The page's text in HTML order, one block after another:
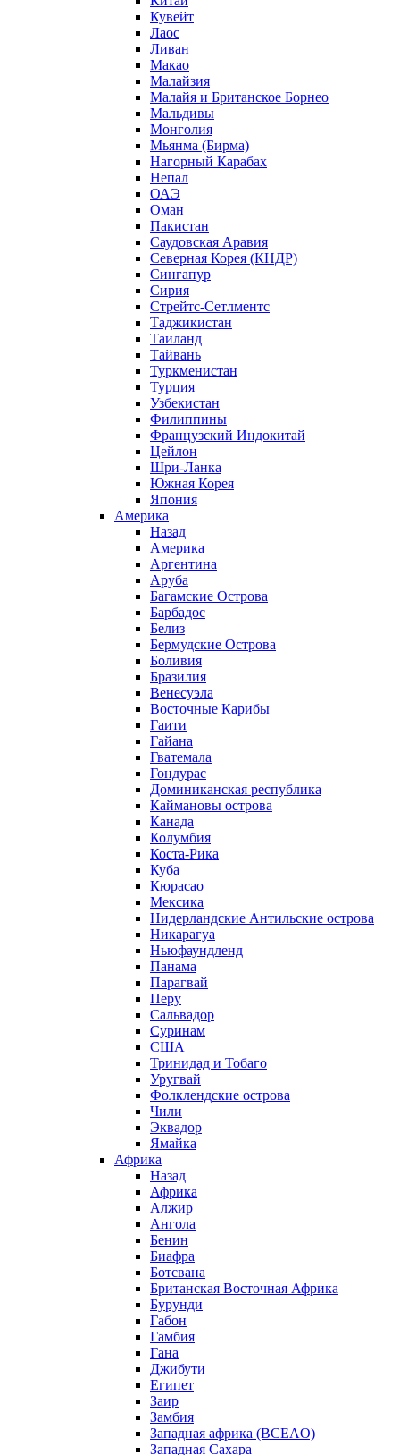
Кувейт
Лаос
Ливан
Макао
Малайзия
Малайя и Британское Борнео
Мальдивы
Монголия
Мьянма (Бирма)
Нагорный Карабах
Непал
ОАЭ
Оман
Пакистан
Саудовская Аравия
Северная Корея (КНДР)
Сингапур
Сирия
Стрейтс-Сетлментс
Таджикистан
Таиланд
Тайвань
Туркменистан
Турция
Узбекистан
Филиппины
Французский Индокитай
Цейлон
Шри-Ланка
Южная Корея
Япония
Америка
Назад
Америка
Аргентина
Аруба
Багамские Острова
Барбадос
Белиз
Бермудские Острова
Боливия
Бразилия
Венесуэла
Восточные Карибы
Гаити
Гайана
Гватемала
Гондурас
Доминиканская республика
Каймановы острова
Канада
Колумбия
Коста-Рика
Куба
Кюрасао
Мексика
Нидерландские Антильские острова
Никарагуа
Ньюфаундленд
Панама
Парагвай
Перу
Сальвадор
Суринам
США
Тринидад и Тобаго
Уругвай
Фолклендские острова
Чили
Эквадор
Ямайка
Африка
Назад
Африка
Алжир
Ангола
Бенин
Биафра
Ботсвана
Британская Восточная Африка
Бурунди
Габон
Гамбия
Гана
Джибути
Египет
Заир
Замбия
Западная африка (BCEAO)
Западная Сахара